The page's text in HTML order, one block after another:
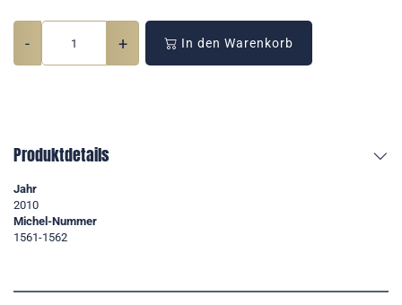
- + In den Warenkorb
Produktdetails
Jahr
2010
Michel-Nummer
1561-1562